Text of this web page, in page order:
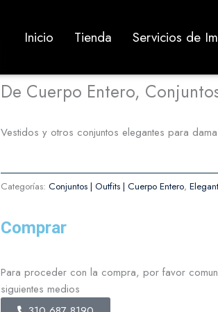
Inicio Tienda Servicios de
De Cuerpo Entero,
Vestidos y otros conjuntos elegantes para
Categorías: Conjuntos | Outfits | Cuerpo Entero,
Comprar
Para proceder con la compra, por favor
siguientes medios